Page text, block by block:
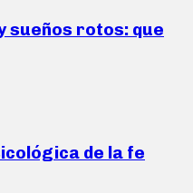
sueños rotos: que
de la fe